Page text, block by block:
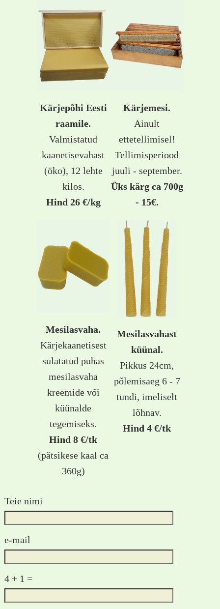
Kärjepõhi Eesti
raamile.
Valmistatud
kaanetisevahast
(öko), 12 lehte
kilos.
Hind 26 €/kg
Kärjemesi.
Ainult
ettetellimisel!
Tellimisperiood
juuli - september.
Üks kärg ca 700g
- 15€.
Mesilasvaha.
Kärjekaanetisest
sulatatud puhas
mesilasvaha
kreemide või
küünalde
tegemiseks.
Hind 8 €/tk
(pätsikese kaal ca
360g)
Mesilasvahast
küünal.
Pikkus 24cm,
põlemisaeg 6 - 7
tundi, imeliselt
lõhnav.
Hind 4 €/tk
Teie nimi
e-mail
4 + 1 =